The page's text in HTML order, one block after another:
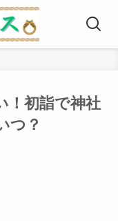
！初詣で神社
つ？